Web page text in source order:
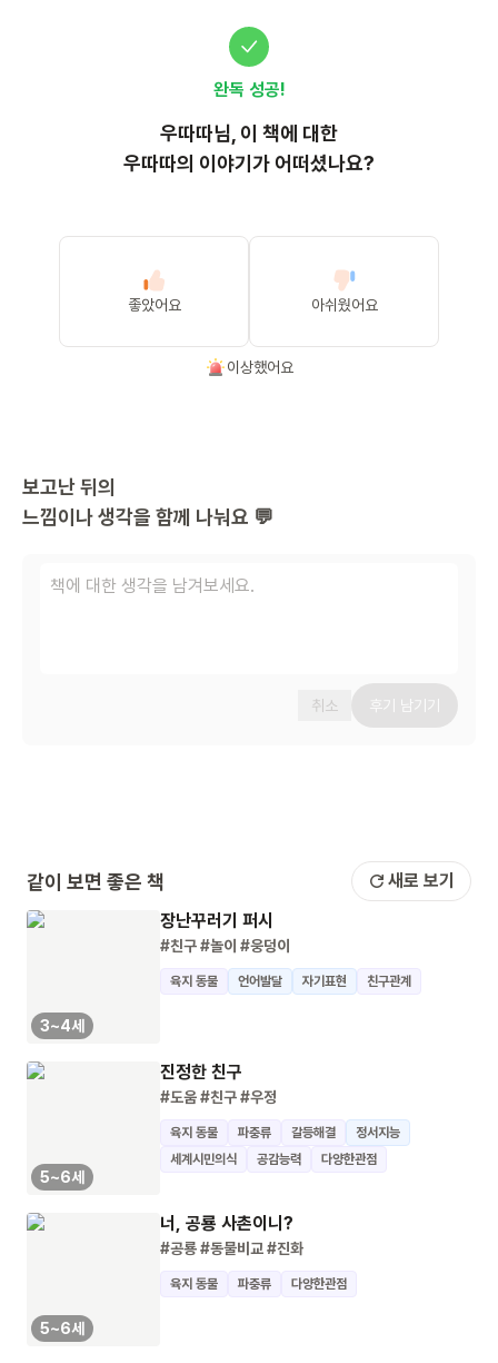
완독 성공!
우따따님, 이 책에 대한
우따따의 이야기가 어떠셨나요?
좋았어요 아쉬웠어요
이상했어요
보고난 뒤의
느낌이나 생각을 함께 나눠요 💬
취소 후기 남기기
같이 보면 좋은 책 새로 보기
3~4세
장난꾸러기 퍼시
#친구#놀이 #웅덩이
육지 동물 언어발달 자기표현 친구관계
5~6세
진정한 친구
#도움#친구#우정
육지 동물 파충류 갈등해결
정서지능
세계시민의식
공감능력 다양한관점
5~6세
너, 공룡 사촌이니?
#공룡#동물비교#진화
육지 동물 파충류 다양한관점